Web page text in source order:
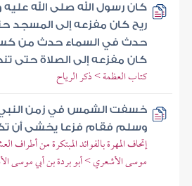
كان رسول الله صلى الله
ريح كان مفزعه إلى المسجد
حدث في السماء حدث من
كان مفزعه إلى الصلاة حتى
كتاب العظمة > ذكر الرياح
خسفت الشمس في زمن النبي
وسلم فقام فزعا يخشى أن
إتحاف المهرة بالفوائد المبتكرة من أطراف
موسى الأشعري > أبو بردة بن أبي موسى